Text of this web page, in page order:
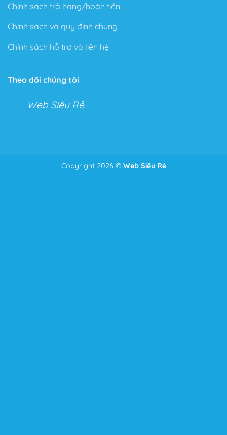
Chính sách trả hàng/hoàn tiền
Chính sách và quy định chung
Chính sách hỗ trợ và liên hệ
Theo dõi chúng tôi
Web Siêu Rẻ
Copyright 2026 © Web Siêu Rẻ